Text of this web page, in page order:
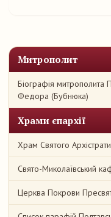
Митрополит
Біографія митрополита
Федора (Бубнюка)
Храми єпархії
Храм Святого
Свято-Миколаївський
Церква Покрови